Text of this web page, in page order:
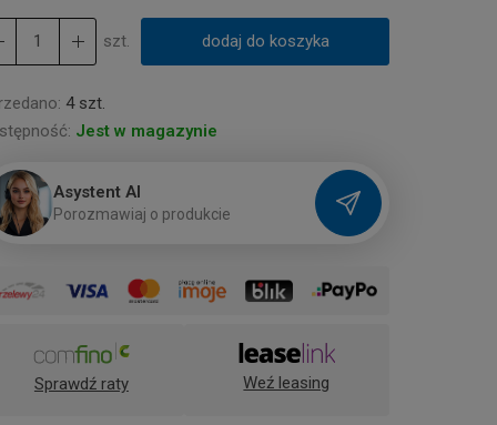
szt. dodaj do koszyka
4 szt.
Jest w magazynie
Asystent AI
Porozmawiaj o produkcie
Sprawdź raty Weź leasing